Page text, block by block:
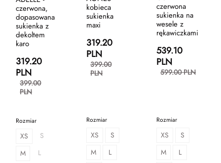
czerwona,
dopasowana
sukienka z
dekoltem
karo
319.20
PLN
399.00
PLN
Rozmiar
XS
S
M
L
kobieca
sukienka
maxi
319.20
PLN
399.00
PLN
Rozmiar
XS
S
M
L
czerwona
sukienka na
wesele z
rękawiczkami
539.10
PLN
599.00 PLN
Rozmiar
XS
S
M
L